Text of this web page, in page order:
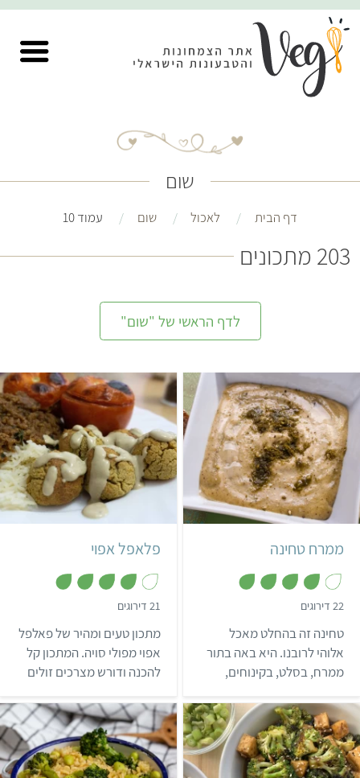
שום
דף הבית לאכול שום עמוד 10
203 מתכונים
לדף הראשי של "שום"
קל 5 דקות
ממרח טחינה
22 דירוגים
9
מ
ת
ו
טחינה זה בהחלט מאכל
אלוהי לרובנו. היא באה בתור
ממרח, בסלט, בקינוחים,
תחליף ביצה, והיא פשוט
בריאה בקטע אחר. קבלו את
המתכון הכי בסיסי לממרח
טחינה פשוט טעים.
קל 30 דקות
35 כדורים
פלאפל אפוי
21 דירוגים
ת
ו
ך
5
מתכון טעים ומהיר של פאלפל
אפוי מפולי סויה. המתכון קל
להכנה ודורש מצרכים זולים